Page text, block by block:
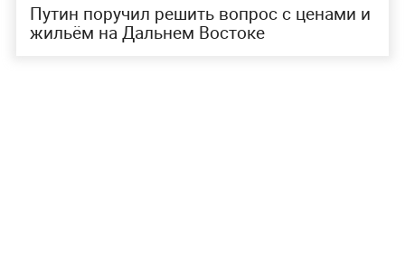
Путин поручил решить вопрос с ценами и
жильём на Дальнем Востоке